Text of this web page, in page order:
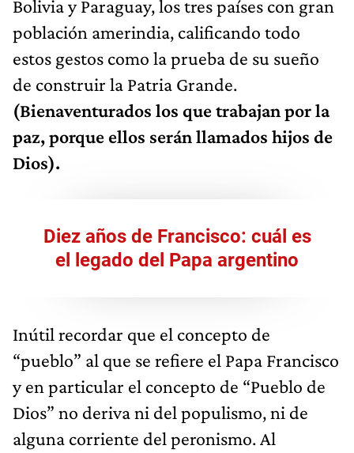
Bolivia y Paraguay, los tres países con gran
población amerindia, calificando todo
estos gestos como la prueba de su sueño
de construir la Patria Grande.
(Bienaventurados los que trabajan por la
paz, porque ellos serán llamados hijos de
Dios).
Diez años de Francisco: cuál es
el legado del Papa argentino
Inútil recordar que el concepto de
“pueblo” al que se refiere el Papa Francisco
y en particular el concepto de “Pueblo de
Dios” no deriva ni del populismo, ni de
alguna corriente del peronismo. Al